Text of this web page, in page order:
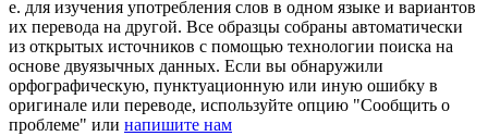
е. для изучения употребления слов в одном языке и вариантов
их перевода на другой. Все образцы собраны автоматически
из открытых источников с помощью технологии поиска на
основе двуязычных данных. Если вы обнаружили
орфографическую, пунктуационную или иную ошибку в
оригинале или переводе, используйте опцию "Сообщить о
проблеме" или напишите нам